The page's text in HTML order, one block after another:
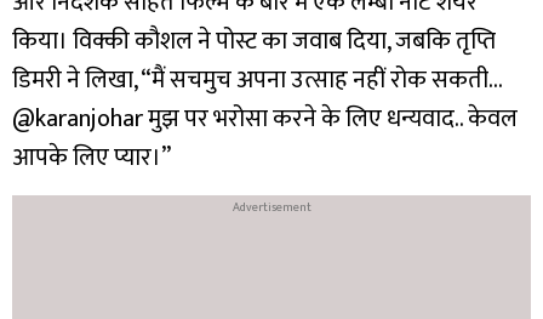
किया। विक्की कौशल ने पोस्ट का जवाब दिया, जबकि तृप्ति
डिमरी ने लिखा, “मैं सचमुच अपना उत्साह नहीं रोक सकती…
@karanjohar मुझ पर भरोसा करने के लिए धन्यवाद.. केवल
आपके लिए प्यार।”